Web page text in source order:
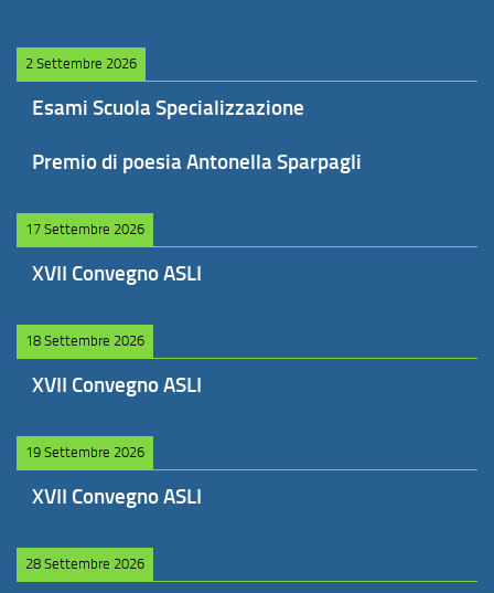
2 Settembre 2026
Esami Scuola Specializzazione
Premio di poesia Antonella Sparpagli
17 Settembre 2026
XVII Convegno ASLI
18 Settembre 2026
XVII Convegno ASLI
19 Settembre 2026
XVII Convegno ASLI
28 Settembre 2026